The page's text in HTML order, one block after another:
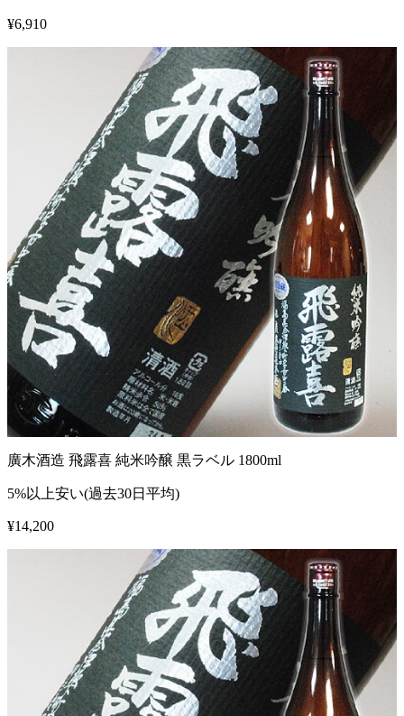
¥6,910
廣木酒造 飛露喜 純米吟醸 黒ラベル 1800ml
5%以上安い(過去30日平均)
¥14,200